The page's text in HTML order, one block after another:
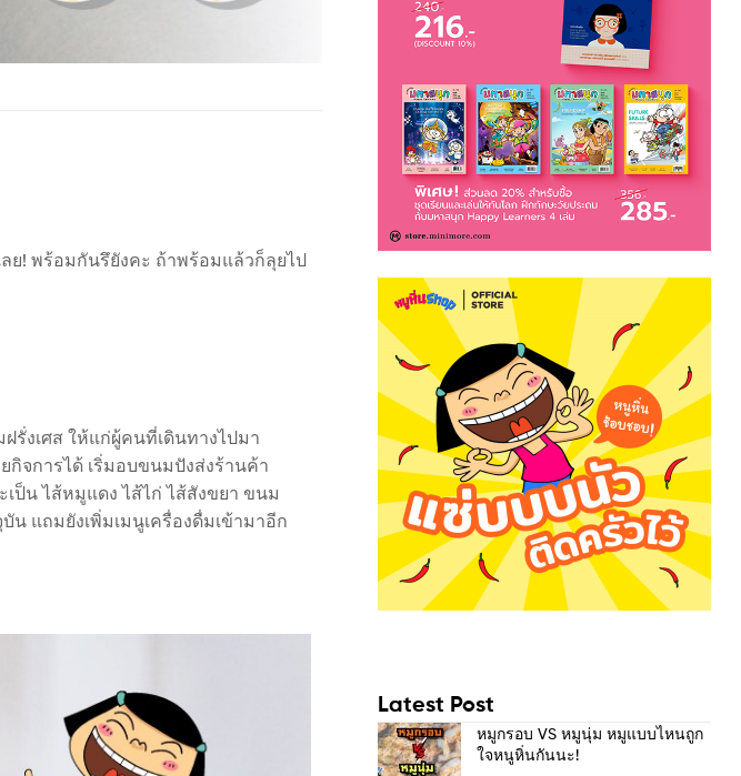
ย! พร้อมกันรึยังคะ ถ้าพร้อมแล้วก็ลุยไป
งเศส ให้แก่ผู้คนที่เดินทางไปมา
จการได้ เริ่มอบขนมปังส่งร้านค้า
ป็น ไส้หมูแดง ไส้ไก่ ไส้สังขยา ขนม
แถมยังเพิ่มเมนูเครื่องดื่มเข้ามาอีก
Latest Post
หมูกรอบ VS หมูนุ่ม หมูแบบไหนถูก
ใจหนูหิ่นกันนะ!